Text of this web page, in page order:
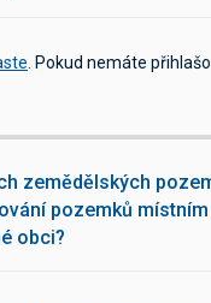
. Pokud nemáte
zemědělských
pozemků
obci?